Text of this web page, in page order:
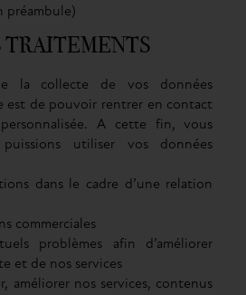
préambule)
la collecte de vos données
est de pouvoir rentrer en contact
A cette fin, vous
utiliser vos données
dans le cadre d’une relation
commerciales
problèmes afin d’améliorer
et de nos services
améliorer nos services, contenus